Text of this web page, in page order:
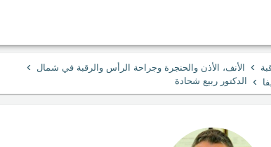
› الأنف، الأذن والحنجرة وجراحة الرأس والرقبة في شمال ›
› الدكتور ربيع شحادة